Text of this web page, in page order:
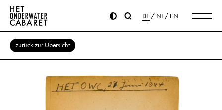
DE NL EN
zurück zur Übersicht